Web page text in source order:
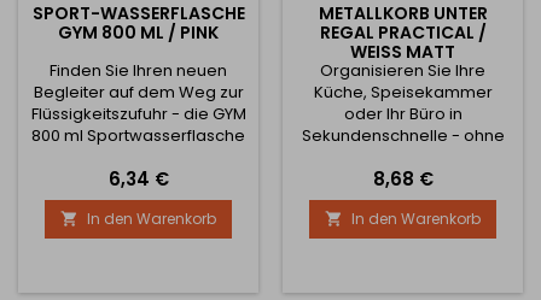
SPORT-WASSERFLASCHE
GYM 800 ML / PINK
Finden Sie Ihren neuen
Begleiter auf dem Weg zur
Flüssigkeitszufuhr - die GYM
800 ml Sportwasserflasche
moderne und stilvolle
Flasche wurde für
Menschen entwickelt, die
Wert auf ihre Gesundheit
Lebensstil legen. Sie enthält
Preis
6,34 €
 In den Warenkorb
METALLKORB UNTER
REGAL PRACTICAL /
WEISS MATT
Organisieren Sie Ihre
Küche, Speisekammer
oder Ihr Büro in
Sekundenschnelle - ohne
maximaler Wirkung! Der
PRACTICAL Regalkorb aus
Metall in elegantem
Mattweiß - eine Lösung, die
in Ordnung und
Preis
8,68 €
 In den Warenkorb